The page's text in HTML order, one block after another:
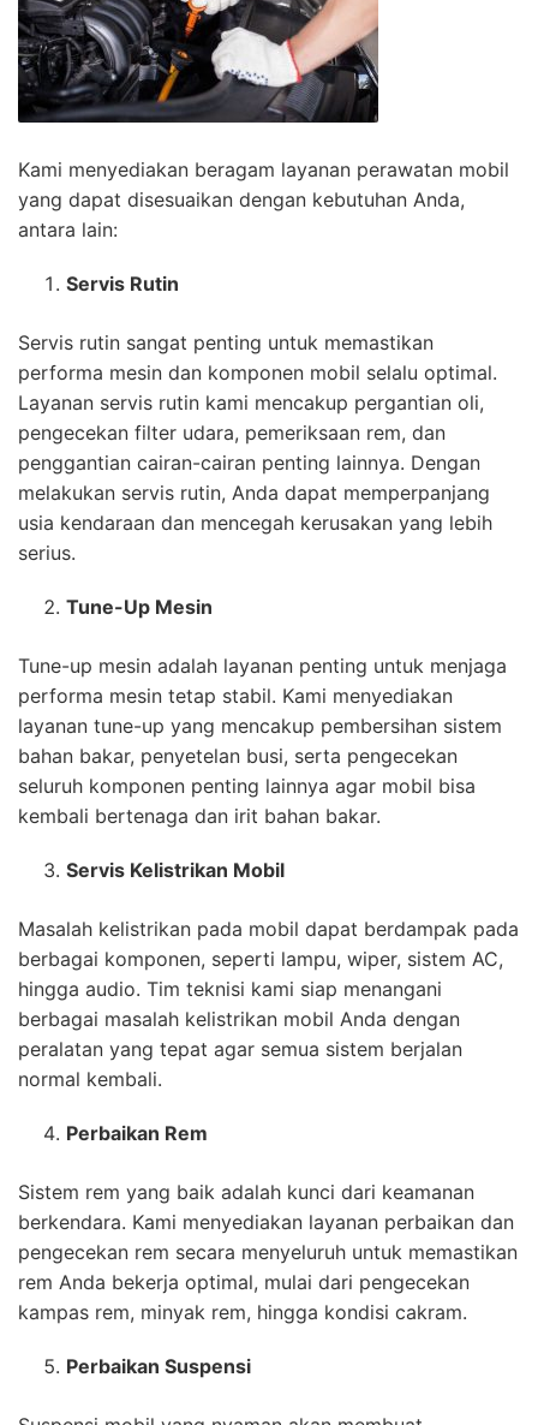
Kami menyediakan beragam layanan perawatan mobil
yang dapat disesuaikan dengan kebutuhan Anda,
antara lain:
Servis Rutin
Servis rutin sangat penting untuk memastikan
performa mesin dan komponen mobil selalu optimal.
Layanan servis rutin kami mencakup pergantian oli,
pengecekan filter udara, pemeriksaan rem, dan
penggantian cairan-cairan penting lainnya. Dengan
melakukan servis rutin, Anda dapat memperpanjang
usia kendaraan dan mencegah kerusakan yang lebih
serius.
Tune-Up Mesin
Tune-up mesin adalah layanan penting untuk menjaga
performa mesin tetap stabil. Kami menyediakan
layanan tune-up yang mencakup pembersihan sistem
bahan bakar, penyetelan busi, serta pengecekan
seluruh komponen penting lainnya agar mobil bisa
kembali bertenaga dan irit bahan bakar.
Servis Kelistrikan Mobil
Masalah kelistrikan pada mobil dapat berdampak pada
berbagai komponen, seperti lampu, wiper, sistem AC,
hingga audio. Tim teknisi kami siap menangani
berbagai masalah kelistrikan mobil Anda dengan
peralatan yang tepat agar semua sistem berjalan
normal kembali.
Perbaikan Rem
Sistem rem yang baik adalah kunci dari keamanan
berkendara. Kami menyediakan layanan perbaikan dan
pengecekan rem secara menyeluruh untuk memastikan
rem Anda bekerja optimal, mulai dari pengecekan
kampas rem, minyak rem, hingga kondisi cakram.
Perbaikan Suspensi